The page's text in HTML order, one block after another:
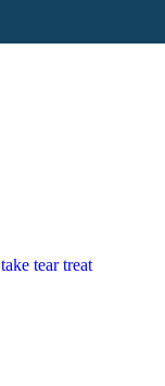
take tear treat